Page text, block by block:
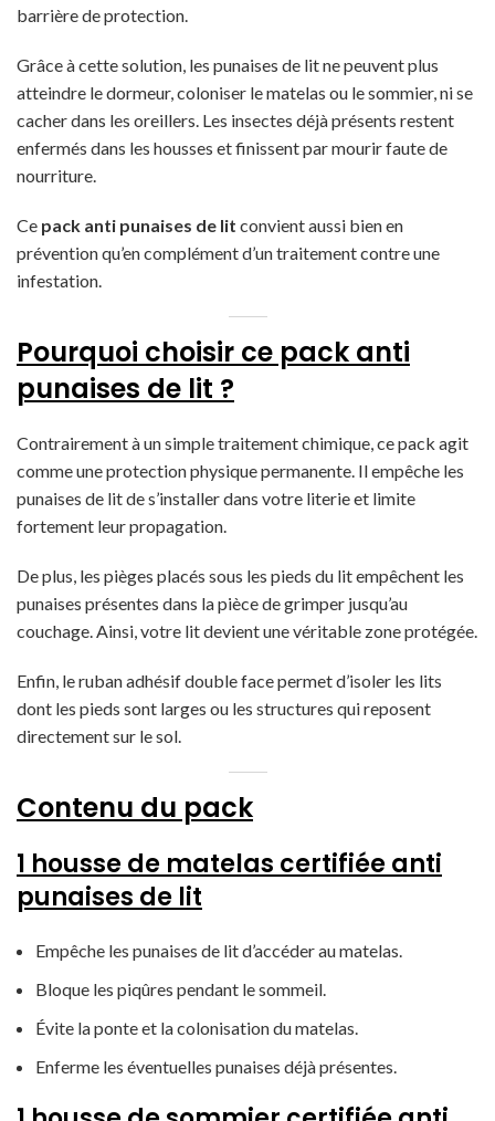
barrière de protection.
Grâce à cette solution, les punaises de lit ne peuvent plus
atteindre le dormeur, coloniser le matelas ou le sommier, ni se
cacher dans les oreillers. Les insectes déjà présents restent
enfermés dans les housses et finissent par mourir faute de
nourriture.
Ce pack anti punaises de lit convient aussi bien en
prévention qu’en complément d’un traitement contre une
infestation.
Pourquoi choisir ce pack anti
punaises de lit ?
Contrairement à un simple traitement chimique, ce pack agit
comme une protection physique permanente. Il empêche les
punaises de lit de s’installer dans votre literie et limite
fortement leur propagation.
De plus, les pièges placés sous les pieds du lit empêchent les
punaises présentes dans la pièce de grimper jusqu’au
couchage. Ainsi, votre lit devient une véritable zone protégée.
Enfin, le ruban adhésif double face permet d’isoler les lits
dont les pieds sont larges ou les structures qui reposent
directement sur le sol.
Contenu du pack
1 housse de matelas certifiée anti
punaises de lit
Empêche les punaises de lit d’accéder au matelas.
Bloque les piqûres pendant le sommeil.
Évite la ponte et la colonisation du matelas.
Enferme les éventuelles punaises déjà présentes.